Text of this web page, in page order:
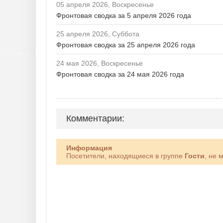
05 апреля 2026, Воскресенье
Фронтовая сводка за 5 апреля 2026 года
25 апреля 2026, Суббота
Фронтовая сводка за 25 апреля 2026 года
24 мая 2026, Воскресенье
Фронтовая сводка за 24 мая 2026 года
Комментарии:
Информация
Посетители, находящиеся в группе Гости , не